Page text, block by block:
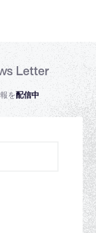
Letter
を配信中